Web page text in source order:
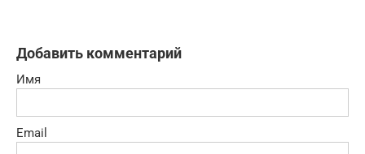
Добавить комментарий
Имя
Email